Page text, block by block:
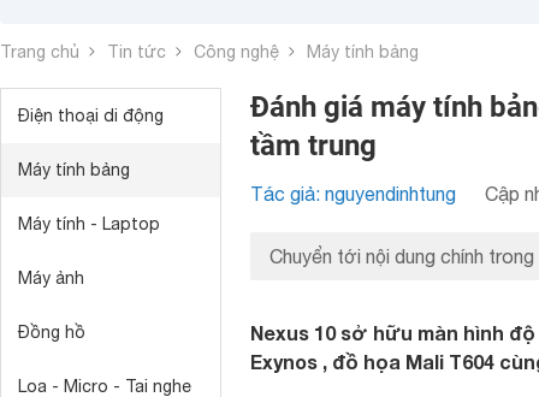
Trang chủ Tin tức Công nghệ Máy tính bảng
Điện thoại di động
Máy tính bảng
Máy tính - Laptop
Máy ảnh
Đồng hồ
Loa - Micro - Tai nghe
Đánh giá máy tính
tầm trung
Tác giả: nguyendinhtung Cập
Chuyển tới nội dung chính trong
Nexus 10 sở hữu màn hình
Exynos , đồ họa Mali T604